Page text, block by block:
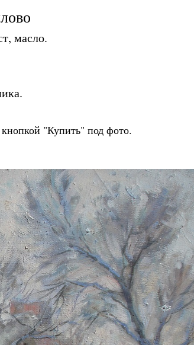
Tilda Publishing
масло.
кнопкой "Купить" под фото.